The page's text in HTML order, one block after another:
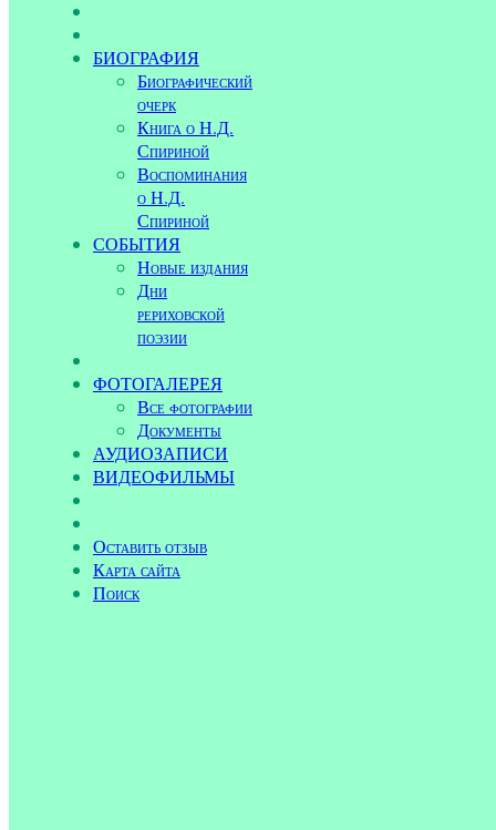
БИОГРАФИЯ
Биографический
очерк
Книга о Н.Д.
Спириной
Воспоминания
о Н.Д.
Спириной
СОБЫТИЯ
Новые издания
Дни
рериховской
поэзии
ФОТОГАЛЕРЕЯ
Все фотографии
Документы
АУДИОЗАПИСИ
ВИДЕОФИЛЬМЫ
Оставить отзыв
Карта сайта
Поиск